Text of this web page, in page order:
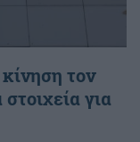
τον
για